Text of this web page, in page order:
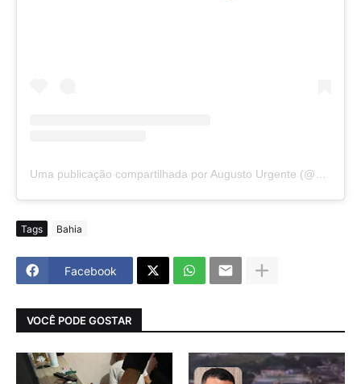
Uma publicação compartilhada por Augusto Urgente (@augustourgente)
Tags Bahia
Facebook
VOCÊ PODE GOSTAR